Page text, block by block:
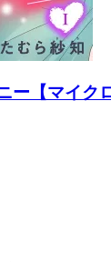
ー【マイク